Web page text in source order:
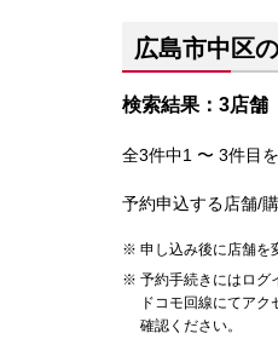
広島市中区
検索結果：3店舗
全3件中1 〜 3件目
予約申込する店舗/
申し込み後に店舗を
予約手続きにはログ
ドコモ回線にてア
確認ください。